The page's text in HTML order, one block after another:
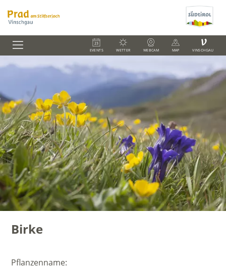
EVENTS WETTER WEBCAM MAP
V
VINSCHGAU
Birke
Pflanzenname: